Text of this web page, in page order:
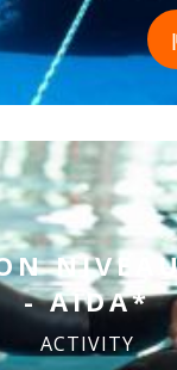
- AIDA*
ACTIVITY